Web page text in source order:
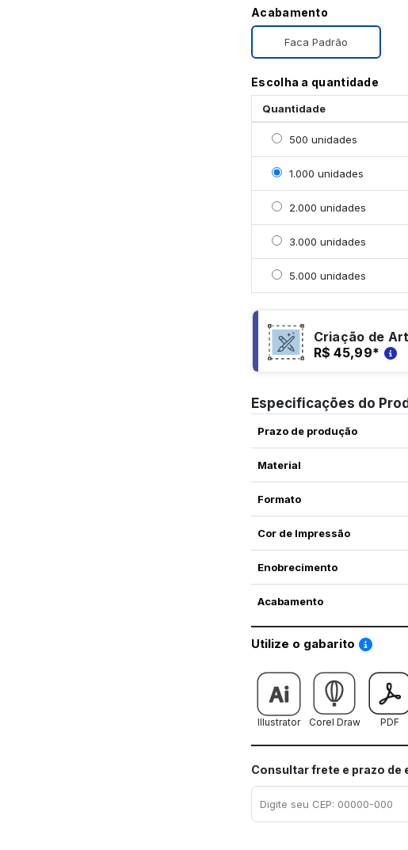
Acabamento
Faca Padrão
Escolha a quantidade
Quantidade
Selecionar 500
500 unidades
Selecionar 1000
1.000 unidades
Selecionar 2000
2.000 unidades
Selecionar 3000
3.000 unidades
Selecionar 5000
5.000 unidades
Criação de
R$ 45,99*
Especificações do
Prazo de produção
Material
Formato
Cor de Impressão
Enobrecimento
Acabamento
Utilize o gabarito Saiba
Illustrator Corel Draw PDF
Consultar frete e prazo de